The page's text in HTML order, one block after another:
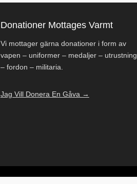
Donationer Mottages Varmt
Vi mottager gärna donationer i form av
vapen – uniformer – medaljer – utrustning
– fordon – militaria.
Jag Vill Donera En Gåva →